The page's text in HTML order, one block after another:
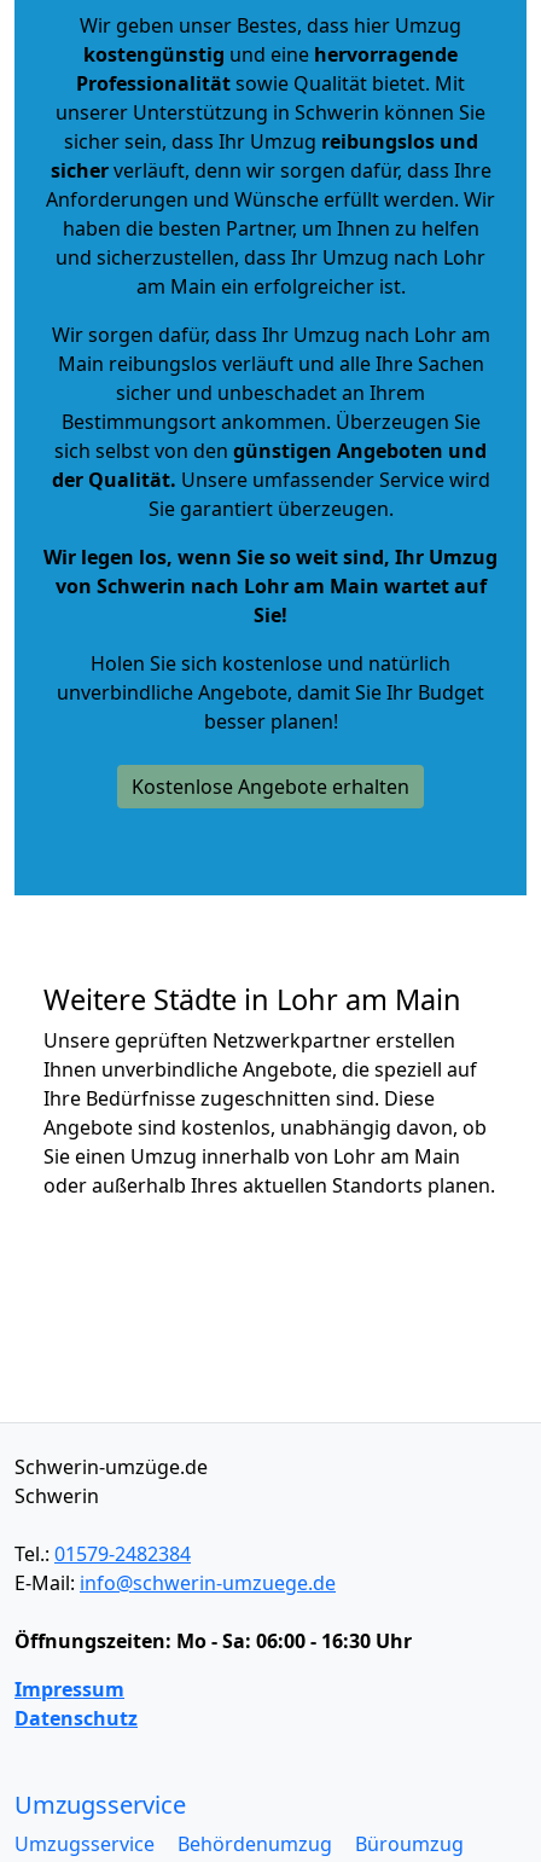
Wir geben unser Bestes, dass hier Umzug
kostengünstig und eine hervorragende
Professionalitätsowie Qualität bietet. Mit
unserer Unterstützung in Schwerin können Sie
sicher sein, dass Ihr Umzug reibungslos und
sicherverläuft, denn wir sorgen dafür, dass Ihre
Anforderungen und Wünsche erfüllt werden. Wir
haben die besten Partner, um Ihnen zu helfen
und sicherzustellen, dass Ihr Umzug nach Lohr
am Main ein erfolgreicher ist.
Wir sorgen dafür, dass Ihr Umzug nach Lohr am
Main reibungslos verläuft und alle Ihre Sachen
sicher und unbeschadet an Ihrem
Bestimmungsort ankommen. Überzeugen Sie
sich selbst von den günstigen Angeboten und
der Qualität. Unsere umfassender Service wird
Sie garantiert überzeugen.
Wir legen los, wenn Sie so weit sind, Ihr Umzug
von Schwerin nach Lohr am Main wartet auf
Sie!
Holen Sie sich kostenlose und natürlich
unverbindliche Angebote, damit Sie Ihr Budget
besser planen!
Kostenlose Angebote erhalten
Weitere Städte in Lohr am Main
Unsere geprüften Netzwerkpartner erstellen
Ihnen unverbindliche Angebote, die speziell auf
Ihre Bedürfnisse zugeschnitten sind. Diese
Angebote sind kostenlos, unabhängig davon, ob
Sie einen Umzug innerhalb von Lohr am Main
oder außerhalb Ihres aktuellen Standorts planen.
Schwerin-umzüge.de
Schwerin
Tel.: 01579-2482384
E-Mail: info@schwerin-umzuege.de
Öffnungszeiten: Mo - Sa: 06:00 - 16:30 Uhr
Impressum
Datenschutz
Umzugsservice
Umzugsservice Behördenumzug
Büroumzug